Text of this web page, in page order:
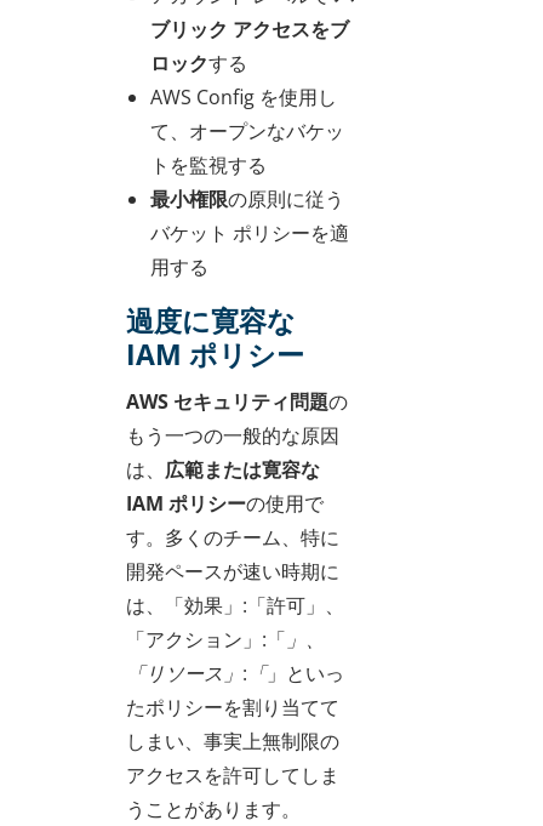
ブリック アクセスをブ
ロックする
AWS Config を使用し
て、オープンなバケッ
トを監視する
最小権限の原則に従う
バケット ポリシーを適
用する
過度に寛容な
IAM ポリシー
AWS セキュリティ問題の
もう一つの一般的な原因
は、 広範または寛容な
IAM ポリシーの使用で
す。多くのチーム、特に
開発ペースが速い時期に
は、「効果」:「許可」、
「アクション」:「 」、
「リソース」:「」といっ
たポリシーを割り当てて
しまい、事実上無制限の
アクセスを許可してしま
うことがあります。